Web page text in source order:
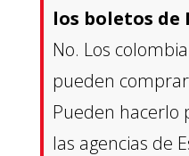
los boletos de
No. Los
pueden
Pueden hacerlo
las agencias de